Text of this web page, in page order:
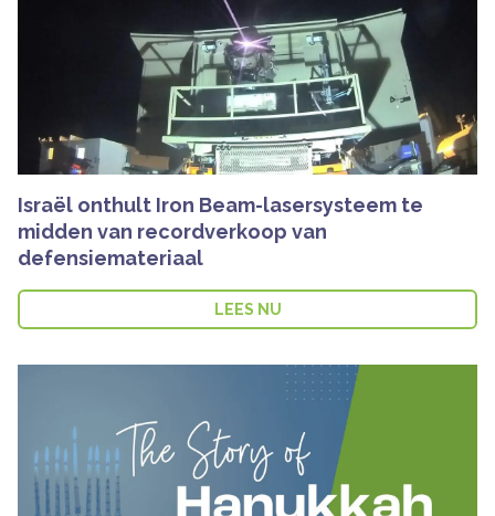
Israël onthult Iron Beam-lasersysteem te
midden van recordverkoop van
defensiemateriaal
LEES NU